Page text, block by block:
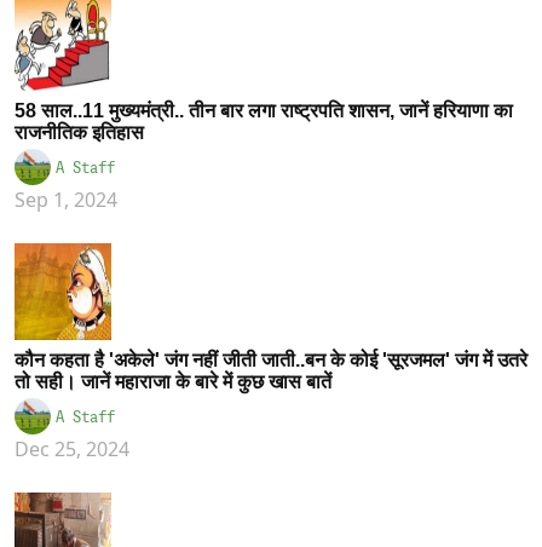
58 साल..11 मुख्यमंत्री.. तीन बार लगा राष्ट्रपति शासन, जानें हरियाणा का
राजनीतिक इतिहास
A Staff
Sep 1, 2024
कौन कहता है 'अकेले' जंग नहीं जीती जाती..बन के कोई 'सूरजमल' जंग में उतरे
तो सही। जानें महाराजा के बारे में कुछ खास बातें
A Staff
Dec 25, 2024